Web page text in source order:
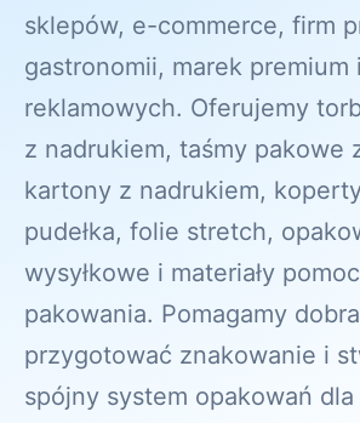
sklepów, e-commerce, firm
gastronomii, marek premium
reklamowych. Oferujemy
z nadrukiem, taśmy pakowe
kartony z nadrukiem,
pudełka, folie stretch,
wysyłkowe i materiały
pakowania. Pomagamy
przygotować znakowanie i
spójny system opakowań